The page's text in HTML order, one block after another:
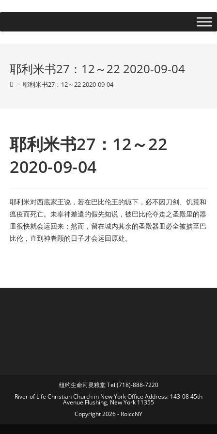
耶利米书27：12～22 2020-09-04
> 耶利米书27：12～22 2020-09-04
耶利米书27：12～22
2020-09-04
耶利米对西底家王说，若在巴比伦王的轭下，必不因刀剑、饥荒和
瘟疫而死亡。未奉神差遣的假先知说，被巴比伦夺走之圣殿里的器
皿很快就会运回来；然而，留在城内其余的圣殿器皿必全被掳至巴
比伦，直到神眷顾的日子才会运回原处。
纽约生命河灵粮堂 Tel:(718)-888-7220
River of Life Christian Church in New York Office Address: 143-08 45th
Avenue Flushing, New York 11355
Copyright 2026 - RolccNY